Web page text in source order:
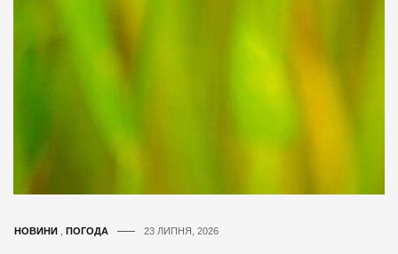
НОВИНИ ПОГОДА 23 ЛИПНЯ, 2026